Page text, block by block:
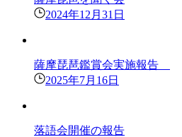
2024年12月31日
薩摩琵琶鑑賞会実施報告
2025年7月16日
落語会開催の報告